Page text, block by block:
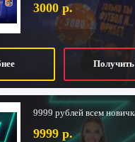
3000 р.
9999 рублей всем
9999 р.